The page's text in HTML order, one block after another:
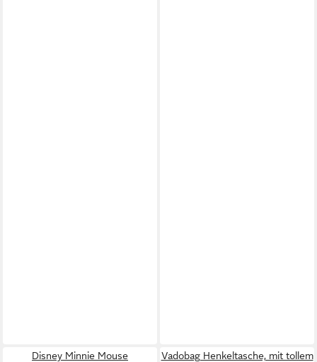
Disney Minnie Mouse Vadobag Henkeltasche, mit tollem